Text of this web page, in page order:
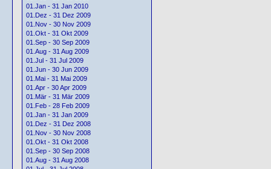
01.Jan - 31 Jan 2010
01.Dez - 31 Dez 2009
01.Nov - 30 Nov 2009
01.Okt - 31 Okt 2009
01.Sep - 30 Sep 2009
01.Aug - 31 Aug 2009
01.Jul - 31 Jul 2009
01.Jun - 30 Jun 2009
01.Mai - 31 Mai 2009
01.Apr - 30 Apr 2009
01.Mär - 31 Mär 2009
01.Feb - 28 Feb 2009
01.Jan - 31 Jan 2009
01.Dez - 31 Dez 2008
01.Nov - 30 Nov 2008
01.Okt - 31 Okt 2008
01.Sep - 30 Sep 2008
01.Aug - 31 Aug 2008